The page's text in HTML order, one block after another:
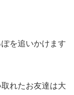
を追いかけます
れたお友達は大